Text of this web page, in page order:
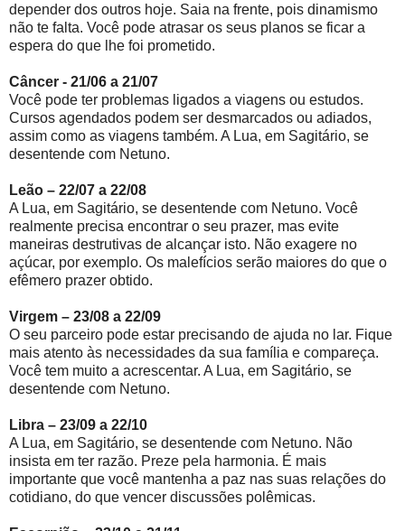
depender dos outros hoje. Saia na frente, pois dinamismo
não te falta. Você pode atrasar os seus planos se ficar a
espera do que lhe foi prometido.
Câncer - 21/06 a 21/07
Você pode ter problemas ligados a viagens ou estudos.
Cursos agendados podem ser desmarcados ou adiados,
assim como as viagens também. A Lua, em Sagitário, se
desentende com Netuno.
Leão – 22/07 a 22/08
A Lua, em Sagitário, se desentende com Netuno. Você
realmente precisa encontrar o seu prazer, mas evite
maneiras destrutivas de alcançar isto. Não exagere no
açúcar, por exemplo. Os malefícios serão maiores do que o
efêmero prazer obtido.
Virgem – 23/08 a 22/09
O seu parceiro pode estar precisando de ajuda no lar. Fique
mais atento às necessidades da sua família e compareça.
Você tem muito a acrescentar. A Lua, em Sagitário, se
desentende com Netuno.
Libra – 23/09 a 22/10
A Lua, em Sagitário, se desentende com Netuno. Não
insista em ter razão. Preze pela harmonia. É mais
importante que você mantenha a paz nas suas relações do
cotidiano, do que vencer discussões polêmicas.